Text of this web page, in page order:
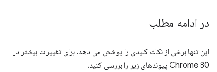
در ادامه مطلب
این تنها برخی از نکات کلیدی را پوشش می دهد. برای تغییرات بیشتر در
Chrome 80 پیوندهای زیر را بررسی کنید.